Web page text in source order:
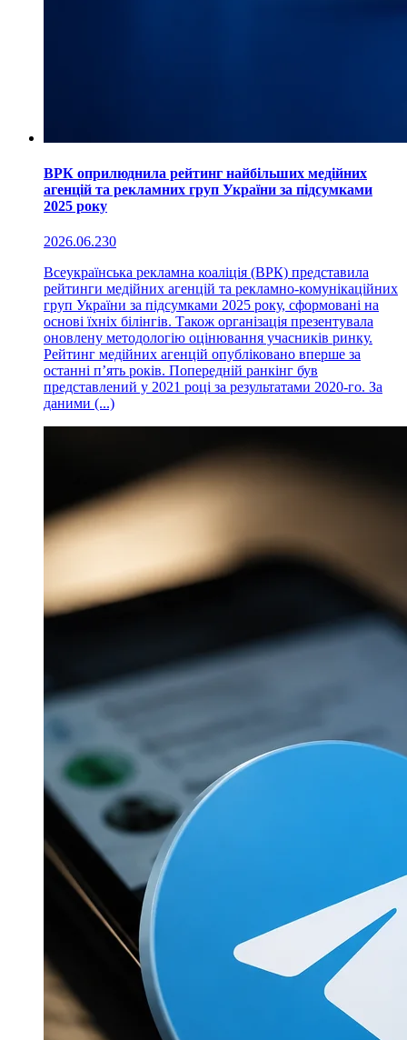
ВРК оприлюднила рейтинг найбільших медійних
агенцій та рекламних груп України за підсумками
2025 року
2026.06.230
Всеукраїнська рекламна коаліція (ВРК) представила
рейтинги медійних агенцій та рекламно-комунікаційних
груп України за підсумками 2025 року, сформовані на
основі їхніх білінгів. Також організація презентувала
оновлену методологію оцінювання учасників ринку.
Рейтинг медійних агенцій опубліковано вперше за
останні п’ять років. Попередній ранкінг був
представлений у 2021 році за результатами 2020-го. За
даними (...)